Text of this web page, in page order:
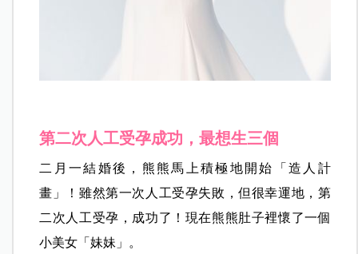
第二次人工受孕成功，最想生三個
二月一結婚後，熊熊馬上積極地開始「造人計
畫」！雖然第一次人工受孕失敗，但很幸運地，第
二次人工受孕，成功了！現在熊熊肚子裡懷了一個
小美女「妹妹」。